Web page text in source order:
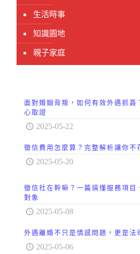
生活時事
知識園地
親子家庭
面對婚姻背叛，如何有效外遇抓姦
心取證
2025-05-22
徵信費用怎麼算？完整解析讓你不
2025-05-20
徵信社在幹嘛？一篇搞懂服務項目
對象
2025-05-08
外遇離婚不只是情感問題，更是法
2025-05-06